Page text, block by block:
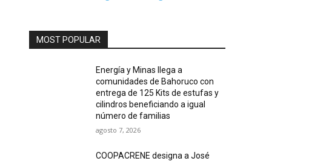
MOST POPULAR
Energía y Minas llega a
comunidades de Bahoruco con
entrega de 125 Kits de estufas y
cilindros beneficiando a igual
número de familias
agosto 7, 2026
COOPACRENE designa a José